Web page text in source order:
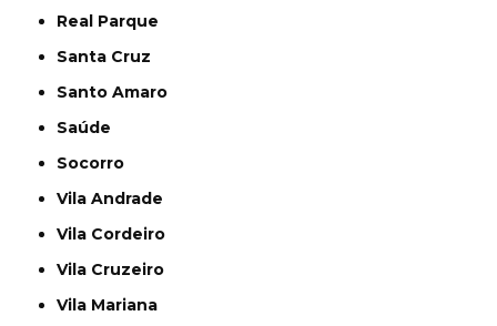
Real Parque
Santa Cruz
Santo Amaro
Saúde
Socorro
Vila Andrade
Vila Cordeiro
Vila Cruzeiro
Vila Mariana